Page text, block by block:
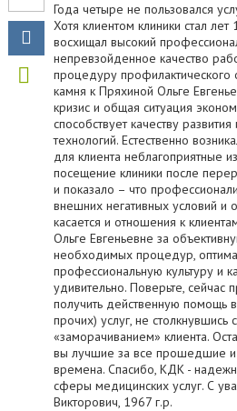
Года четыре не пользовался
Хотя клиентом клиники стал
восхищал высокий
непревзойденное качество
процедуру профилактического
камня к Пряхиной Ольге
кризис и общая ситуация
способствует качеству
технологий. Естественно
для клиента неблагоприятные
посещение клиники после
и показало – что
внешних негативных условий и
касается и отношения к
Ольге Евгеньевне за
необходимых процедур,
профессиональную культуру и
удивительно. Поверьте, сейчас
получить действенную помощь
прочих) услуг, не
«заморачиванием» клиента.
вы лучшие за все прошедшие
времена. Спасибо, КДК -
сферы медицинских услуг. С
Викторович, 1967 г.р.